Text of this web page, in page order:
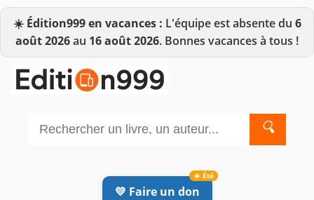
☀️ Édition999 en vacances : L'équipe est absente du 6
août 2026au 16 août 2026. Bonnes vacances à tous !
🔍
💛 Faire un don